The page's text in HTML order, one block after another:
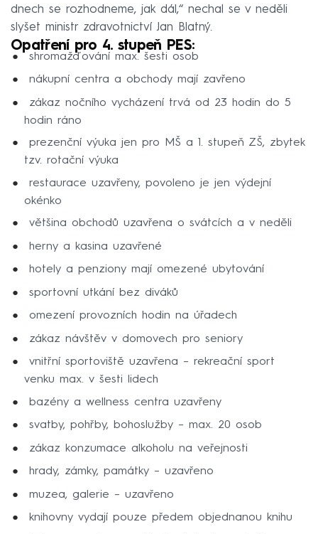
dnech se rozhodneme, jak dál,“ nechal se v neděli
slyšet ministr zdravotnictví Jan Blatný.
Opatření pro 4. stupeň PES:
shromažďování max. šesti osob
nákupní centra a obchody mají zavřeno
zákaz nočního vycházení trvá od 23 hodin do 5
hodin ráno
prezenční výuka jen pro MŠ a 1. stupeň ZŠ, zbytek
tzv. rotační výuka
restaurace uzavřeny, povoleno je jen výdejní
okénko
většina obchodů uzavřena o svátcích a v neděli
herny a kasina uzavřené
hotely a penziony mají omezené ubytování
sportovní utkání bez diváků
omezení provozních hodin na úřadech
zákaz návštěv v domovech pro seniory
vnitřní sportoviště uzavřena – rekreační sport
venku max. v šesti lidech
bazény a wellness centra uzavřeny
svatby, pohřby, bohoslužby – max. 20 osob
zákaz konzumace alkoholu na veřejnosti
hrady, zámky, památky – uzavřeno
muzea, galerie – uzavřeno
knihovny vydají pouze předem objednanou knihu